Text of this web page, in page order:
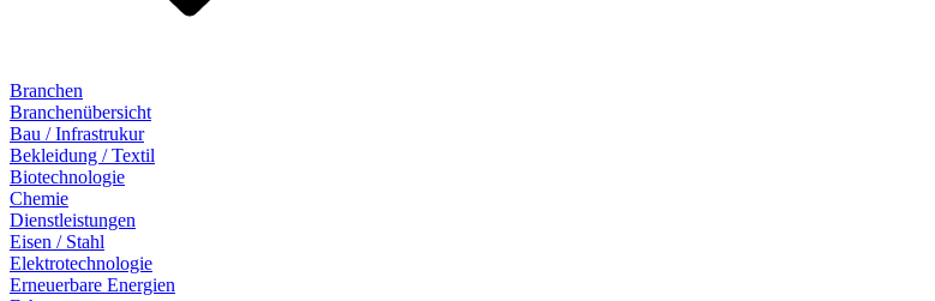
Branchen
Branchenübersicht
Bau / Infrastrukur
Bekleidung / Textil
Biotechnologie
Chemie
Dienstleistungen
Eisen / Stahl
Elektrotechnologie
Erneuerbare Energien